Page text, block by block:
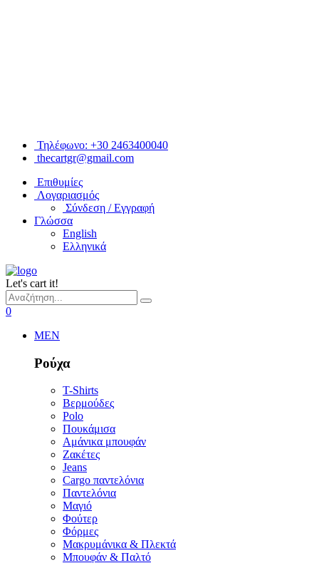
Τηλέφωνο: +30 2463400040
thecartgr@gmail.com
Επιθυμίες
Λογαριασμός
Σύνδεση / Εγγραφή
Γλώσσα
English
Ελληνικά
Let's cart it!
0
MEN
Ρούχα
T-Shirts
Βερμούδες
Polo
Πουκάμισα
Αμάνικα μπουφάν
Ζακέτες
Jeans
Cargo παντελόνια
Παντελόνια
Μαγιό
Φούτερ
Φόρμες
Μακρυμάνικα & Πλεκτά
Μπουφάν & Παλτό